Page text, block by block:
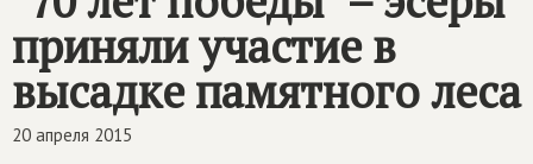
приняли участие в
высадке памятного леса
20 апреля 2015